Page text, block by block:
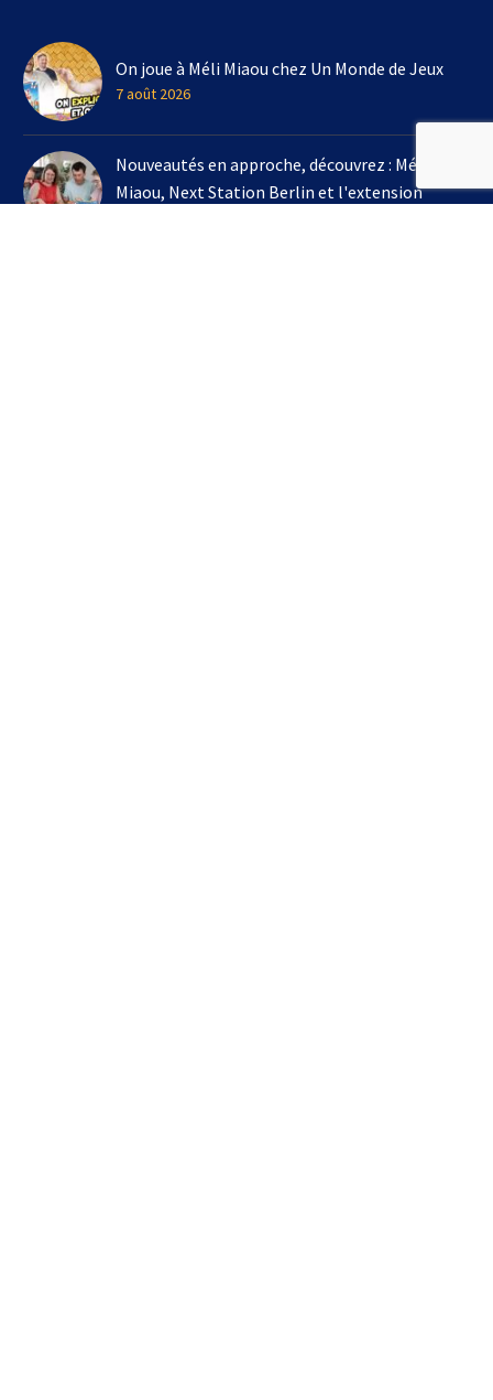
On joue à Méli Miaou chez Un Monde de Jeux
7 août 2026
Nouveautés en approche, découvrez : Méli
Miaou, Next Station Berlin et l'extension